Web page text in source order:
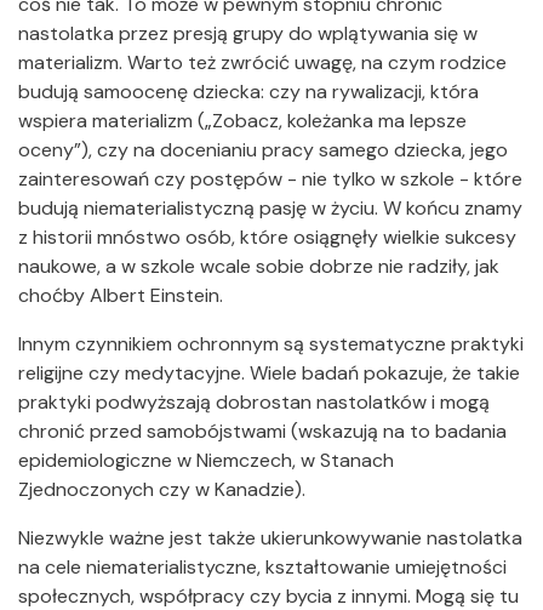
nastolatka przez presją grupy do wplątywania się w
materializm. Warto też zwrócić uwagę, na czym rodzice
budują samoocenę dziecka: czy na rywalizacji, która
wspiera materializm („Zobacz, koleżanka ma lepsze
oceny”), czy na docenianiu pracy samego dziecka, jego
zainteresowań czy postępów - nie tylko w szkole - które
budują niematerialistyczną pasję w życiu. W końcu znamy
z historii mnóstwo osób, które osiągnęły wielkie sukcesy
naukowe, a w szkole wcale sobie dobrze nie radziły, jak
choćby Albert Einstein.
Innym czynnikiem ochronnym są systematyczne praktyki
religijne czy medytacyjne. Wiele badań pokazuje, że takie
praktyki podwyższają dobrostan nastolatków i mogą
chronić przed samobójstwami (wskazują na to badania
epidemiologiczne w Niemczech, w Stanach
Zjednoczonych czy w Kanadzie).
Niezwykle ważne jest także ukierunkowywanie nastolatka
na cele niematerialistyczne, kształtowanie umiejętności
społecznych, współpracy czy bycia z innymi. Mogą się tu